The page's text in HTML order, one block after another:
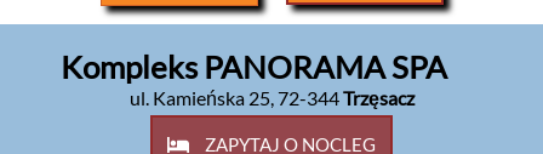
Kompleks PANORAMA SPA
ul. Kamieńska 25,72-344Trzęsacz
ZAPYTAJ O NOCLEG